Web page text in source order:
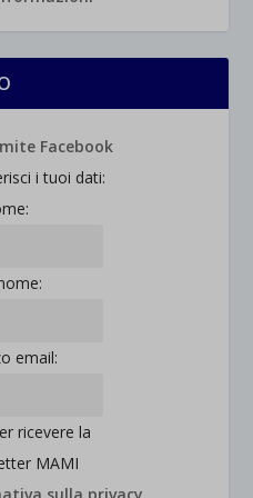
i tuoi dati:
email:
ricevere la
MAMI